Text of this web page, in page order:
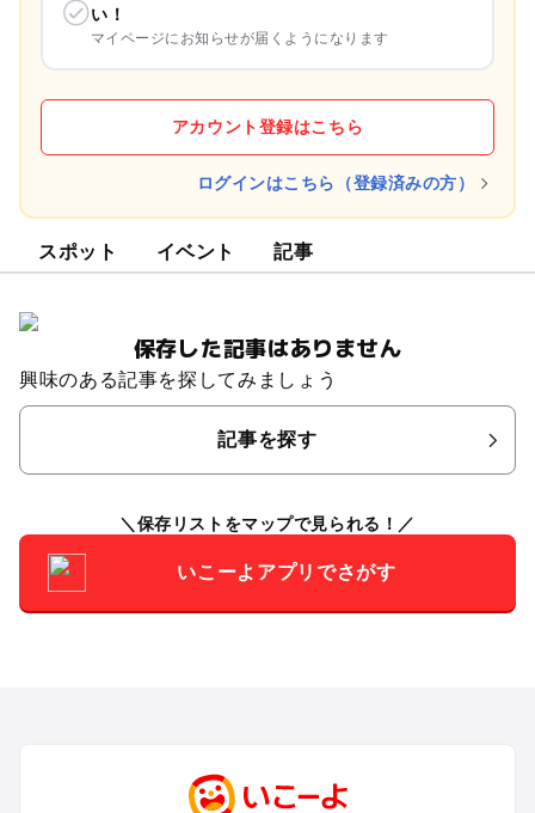
い！
マイページにお知らせが届くようになります
アカウント登録はこちら
ログインはこちら（登録済みの方）
スポット イベント 記事
保存した記事はありません
興味のある記事を探してみましょう
記事を探す
保存リストをマップで見られる！
いこーよアプリでさがす